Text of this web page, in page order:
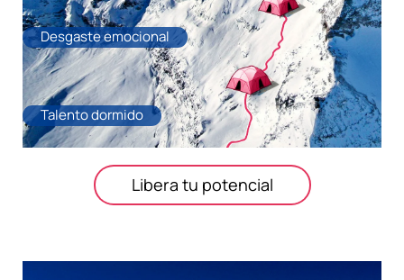
Desgaste emocional
Talento dormido
Libera tu potencial